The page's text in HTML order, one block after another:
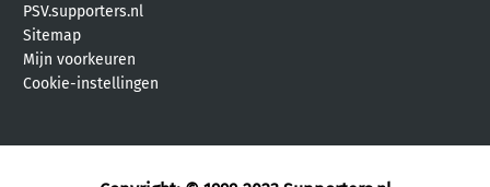
PSV.supporters.nl
Sitemap
Mijn voorkeuren
Cookie-instellingen